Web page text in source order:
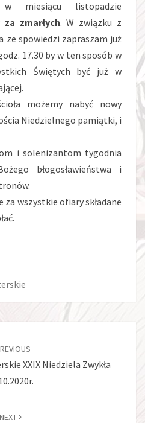
miesiącu listopadzie
zmarłych. W związku z
ze spowiedzi zapraszam już
17.30 by w ten sposób w
Świętych być już w
możemy nabyć nowy
Niedzielnego pamiątki, i
i solenizantom tygodnia
błogosławieństwa i
za wszystkie ofiary składane
XXIX Niedziela Zwykła
NEXT